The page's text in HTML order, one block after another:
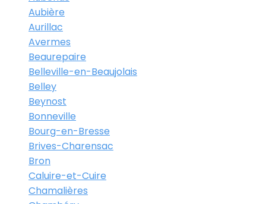
Aubière
Aurillac
Avermes
Beaurepaire
Belleville-en-Beaujolais
Belley
Beynost
Bonneville
Bourg-en-Bresse
Brives-Charensac
Bron
Caluire-et-Cuire
Chamalières